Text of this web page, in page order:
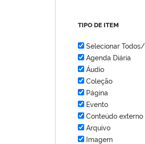
TIPO DE ITEM
Selecionar
Agenda Diária
Áudio
Coleção
Página
Evento
Conteúdo externo
Arquivo
Imagem